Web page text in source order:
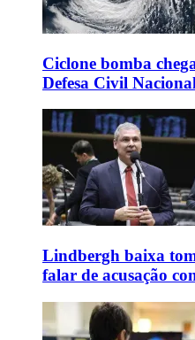
Ciclone bomba
Defesa Civil
Lindbergh baixa
falar de acusação